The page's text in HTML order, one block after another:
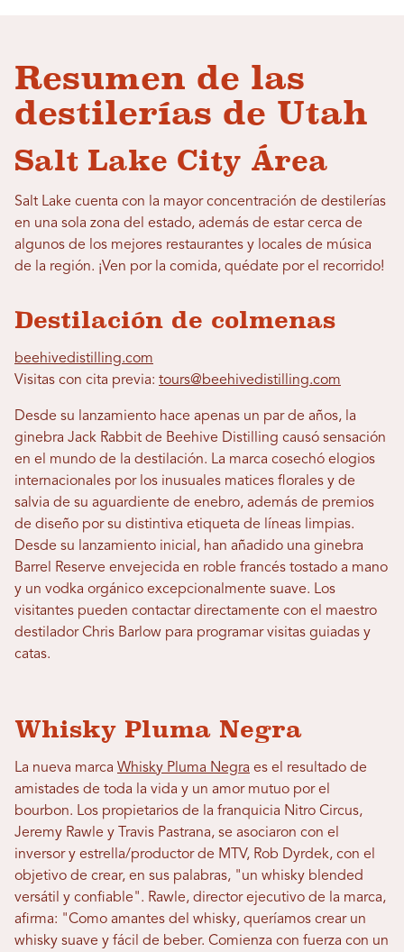
Resumen de las
destilerías de Utah
Salt Lake City Área
Salt Lake cuenta con la mayor concentración de destilerías
en una sola zona del estado, además de estar cerca de
algunos de los mejores restaurantes y locales de música
de la región. ¡Ven por la comida, quédate por el recorrido!
Destilación de colmenas
beehivedistilling.com
Visitas con cita previa: tours@beehivedistilling.com
Desde su lanzamiento hace apenas un par de años, la
ginebra Jack Rabbit de Beehive Distilling causó sensación
en el mundo de la destilación. La marca cosechó elogios
internacionales por los inusuales matices florales y de
salvia de su aguardiente de enebro, además de premios
de diseño por su distintiva etiqueta de líneas limpias.
Desde su lanzamiento inicial, han añadido una ginebra
Barrel Reserve envejecida en roble francés tostado a mano
y un vodka orgánico excepcionalmente suave. Los
visitantes pueden contactar directamente con el maestro
destilador Chris Barlow para programar visitas guiadas y
catas.
Whisky Pluma Negra
La nueva marca Whisky Pluma Negra es el resultado de
amistades de toda la vida y un amor mutuo por el
bourbon. Los propietarios de la franquicia Nitro Circus,
Jeremy Rawle y Travis Pastrana, se asociaron con el
inversor y estrella/productor de MTV, Rob Dyrdek, con el
objetivo de crear, en sus palabras, "un whisky blended
versátil y confiable". Rawle, director ejecutivo de la marca,
afirma: "Como amantes del whisky, queríamos crear un
whisky suave y fácil de beber. Comienza con fuerza con un